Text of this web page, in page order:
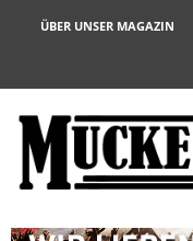
ÜBER UNSER MAGAZIN